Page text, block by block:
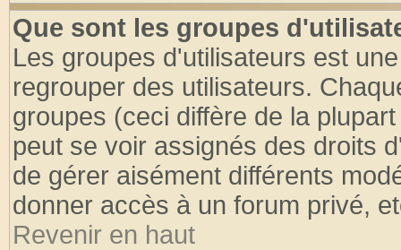
Que sont les groupes
Les groupes d'utilisateurs est
regrouper des utilisateurs.
groupes (ceci diffère de la
peut se voir assignés des droits
de gérer aisément différents
donner accès à un forum privé,
Revenir en haut